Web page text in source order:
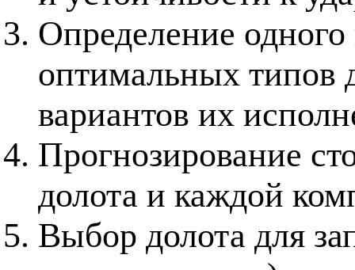
Определение
оптимальных типов
вариантов их
Прогнозирование
долота и каждой
Выбор долота для